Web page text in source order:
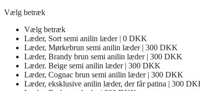
Vælg betræk
Vælg betræk
Læder, Sort semi anilin læder | 0 DKK
Læder, Mørkebrun semi anilin læder | 300 DKK
Læder, Brandy brun semi anilin læder | 300 DKK
Læder. Beige semi anilin læder | 300 DKK
Læder, Cognac brun semi anilin læder | 300 DKK
Læder, eksklusive anilin læder, der får patina | 300